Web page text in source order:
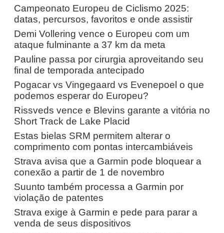
Campeonato Europeu de Ciclismo 2025:
datas, percursos, favoritos e onde assistir
Demi Vollering vence o Europeu com um
ataque fulminante a 37 km da meta
Pauline passa por cirurgia aproveitando seu
final de temporada antecipado
Pogacar vs Vingegaard vs Evenepoel o que
podemos esperar do Europeu?
Rissveds vence e Blevins garante a vitória no
Short Track de Lake Placid
Estas bielas SRM permitem alterar o
comprimento com pontas intercambiáveis
Strava avisa que a Garmin pode bloquear a
conexão a partir de 1 de novembro
Suunto também processa a Garmin por
violação de patentes
Strava exige à Garmin e pede para parar a
venda de seus dispositivos